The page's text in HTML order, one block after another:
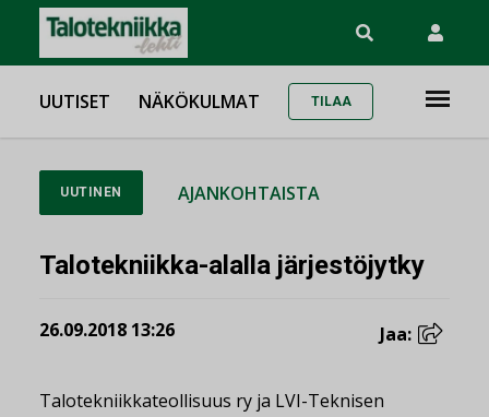
UUTISET NÄKÖKULMAT TILAA
UUTINEN AJANKOHTAISTA
Talotekniikka-alalla järjestöjytky
26.09.2018 13:26 Jaa:
Talotekniikkateollisuus ry ja LVI-Teknisen